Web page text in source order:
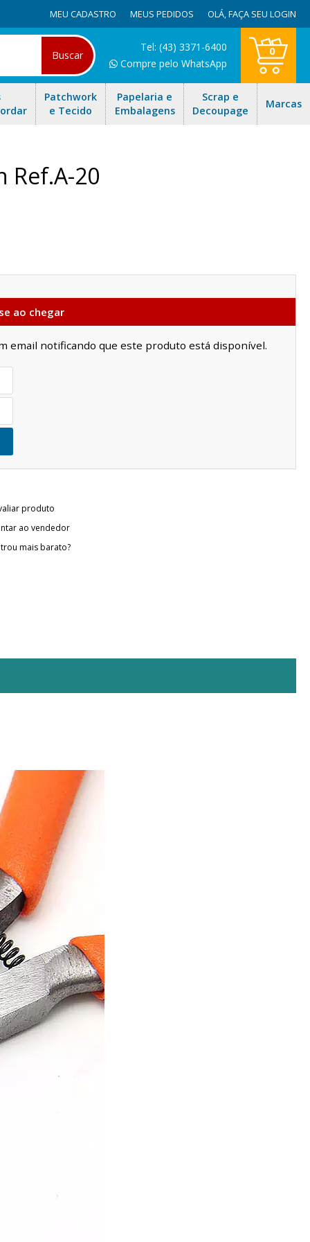
MEU CADASTRO MEUS PEDIDOS OLÁ,FAÇA SEU LOGIN
Buscar
Tel: (43) 3371-6400
Compre pelo WhatsApp
0
Patchwork
e Tecido
Papelaria e
Embalagens
Scrap e
Decoupage
Marcas
Ref.A-20
ao chegar
email notificando que este produto está disponível.
produto
ao vendedor
mais barato?